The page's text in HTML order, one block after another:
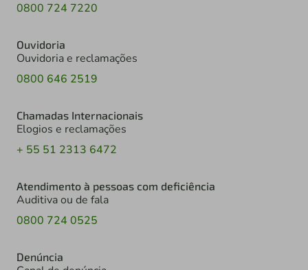
0800 724 7220
Ouvidoria
Ouvidoria e reclamações
0800 646 2519
Chamadas Internacionais
Elogios e reclamações
+ 55 51 2313 6472
Atendimento à pessoas com deficiência
Auditiva ou de fala
0800 724 0525
Denúncia